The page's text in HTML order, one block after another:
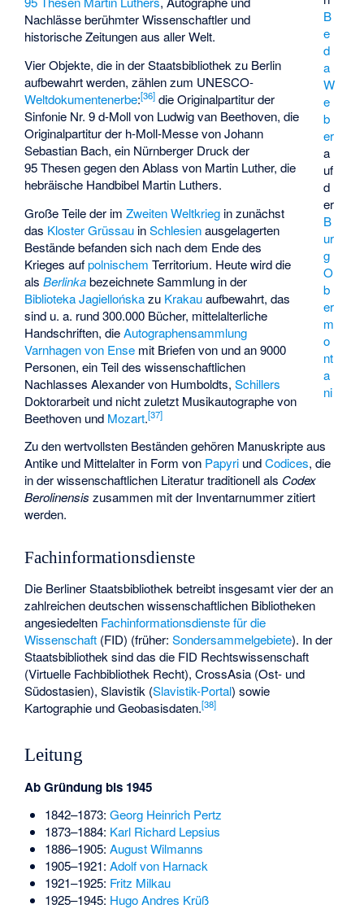
B
e
d
a
W
e
b
er
a
uf
d
er
B
ur
g
O
b
er
m
o
nt
a
ni
Nachlässe berühmter Wissenschaftler und
historische Zeitungen aus aller Welt.
Vier Objekte, die in der Staatsbibliothek zu Berlin
aufbewahrt werden, zählen zum UNESCO-
Weltdokumentenerbe:[36] die Originalpartitur der
Sinfonie Nr. 9 d-Moll von Ludwig van Beethoven, die
Originalpartitur der h-Moll-Messe von Johann
Sebastian Bach, ein Nürnberger Druck der
95 Thesen gegen den Ablass von Martin Luther, die
hebräische Handbibel Martin Luthers.
Große Teile der imZweiten Weltkrieg in zunächst
das Kloster Grüssau inSchlesienausgelagerten
Bestände befanden sich nach dem Ende des
Krieges aufpolnischem Territorium. Heute wird die
alsBerlinkabezeichnete Sammlung in der
Biblioteka Jagiellońskazu Krakauaufbewahrt, das
sind u. a. rund 300.000 Bücher, mittelalterliche
Handschriften, dieAutographensammlung
Varnhagen von Ense mit Briefen von und an 9000
Personen, ein Teil des wissenschaftlichen
Nachlasses Alexander von Humboldts,Schillers
Doktorarbeit und nicht zuletzt Musikautographe von
Beethoven und Mozart.[37]
Zu den wertvollsten Beständen gehören Manuskripte aus
Antike und Mittelalter in Form von Papyri undCodices, die
in der wissenschaftlichen Literatur traditionell als Codex
Berolinensis zusammen mit der Inventarnummer zitiert
werden.
Fachinformationsdienste
Die Berliner Staatsbibliothek betreibt insgesamt vier der an
zahlreichen deutschen wissenschaftlichen Bibliotheken
angesiedelten Fachinformationsdienste für die
Wissenschaft (FID) (früher:Sondersammelgebiete). In der
Staatsbibliothek sind das die FID Rechtswissenschaft
(Virtuelle Fachbibliothek Recht),CrossAsia (Ost- und
Südostasien), Slavistik (Slavistik-Portal) sowie
Kartographie und Geobasisdaten.[38]
Leitung
Ab Gründung bis 1945
1842–1873: Georg Heinrich Pertz
1873–1884: Karl Richard Lepsius
1886–1905: August Wilmanns
1905–1921: Adolf von Harnack
1921–1925: Fritz Milkau
1925–1945: Hugo Andres Krüß